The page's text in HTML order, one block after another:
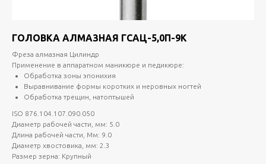
ГОЛОВКА АЛМАЗНАЯ ГСАЦ-5,0П-9К
Фреза алмазная Цилиндр
Применение в аппаратном маникюре и педикюре:
Обработка зоны эпонихия
Выравнивание формы коротких и неровных ногтей
Обработка трещин, натоптышей
ISO 876.104.107.090.050
Диаметр рабочей части, мм: 5.0
Длина рабочей части, Мм: 9.0
Диаметр хвостовика, мм: 2.3
Размер зерна: Крупный